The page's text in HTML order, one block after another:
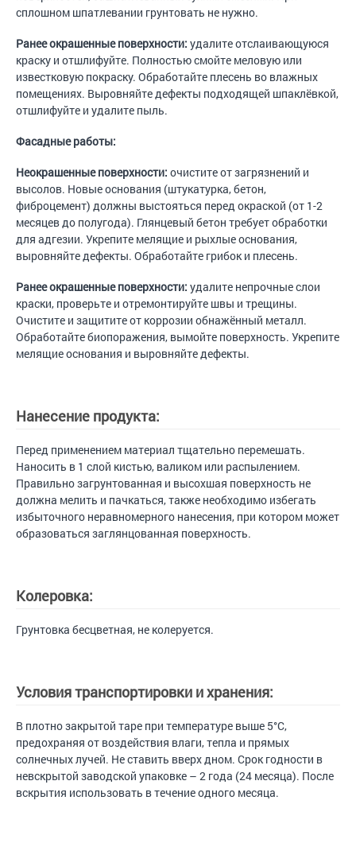
сплошном шпатлевании грунтовать не нужно.
Ранее окрашенные поверхности: удалите отслаивающуюся
краску и отшлифуйте. Полностью смойте меловую или
известковую покраску. Обработайте плесень во влажных
помещениях. Выровняйте дефекты подходящей шпаклёвкой,
отшлифуйте и удалите пыль.
Фасадные работы:
Неокрашенные поверхности: очистите от загрязнений и
высолов. Новые основания (штукатурка, бетон,
фиброцемент) должны выстояться перед окраской (от 1-2
месяцев до полугода). Глянцевый бетон требует обработки
для адгезии. Укрепите мелящие и рыхлые основания,
выровняйте дефекты. Обработайте грибок и плесень.
Ранее окрашенные поверхности: удалите непрочные слои
краски, проверьте и отремонтируйте швы и трещины.
Очистите и защитите от коррозии обнажённый металл.
Обработайте биопоражения, вымойте поверхность. Укрепите
мелящие основания и выровняйте дефекты.
Нанесение продукта:
Перед применением материал тщательно перемешать.
Наносить в 1 слой кистью, валиком или распылением.
Правильно загрунтованная и высохшая поверхность не
должна мелить и пачкаться, также необходимо избегать
избыточного неравномерного нанесения, при котором может
образоваться заглянцованная поверхность.
Колеровка:
Грунтовка бесцветная, не колеруется.
Условия транспортировки и хранения:
В плотно закрытой таре при температуре выше 5°С,
предохраняя от воздействия влаги, тепла и прямых
солнечных лучей. Не ставить вверх дном. Срок годности в
невскрытой заводской упаковке – 2 года (24 месяца). После
вскрытия использовать в течение одного месяца.